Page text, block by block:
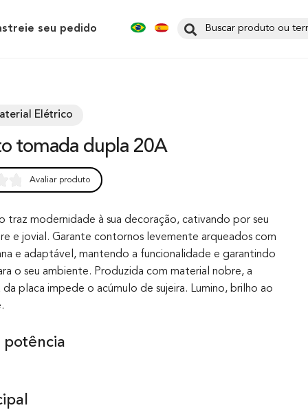
seu pedido
Elétrico
tomada dupla 20A
Avaliar produto
traz modernidade à sua decoração, cativando por seu
e jovial. Garante contornos levemente arqueados com
e adaptável, mantendo a funcionalidade e garantindo
o seu ambiente. Produzida com material nobre, a
da placa impede o acúmulo de sujeira. Lumino, brilho ao
potência